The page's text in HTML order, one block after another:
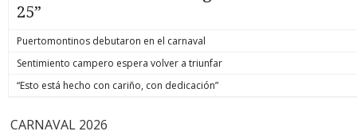
25”
Puertomontinos debutaron en el carnaval
Sentimiento campero espera volver a triunfar
“Esto está hecho con cariño, con dedicación”
CARNAVAL 2026